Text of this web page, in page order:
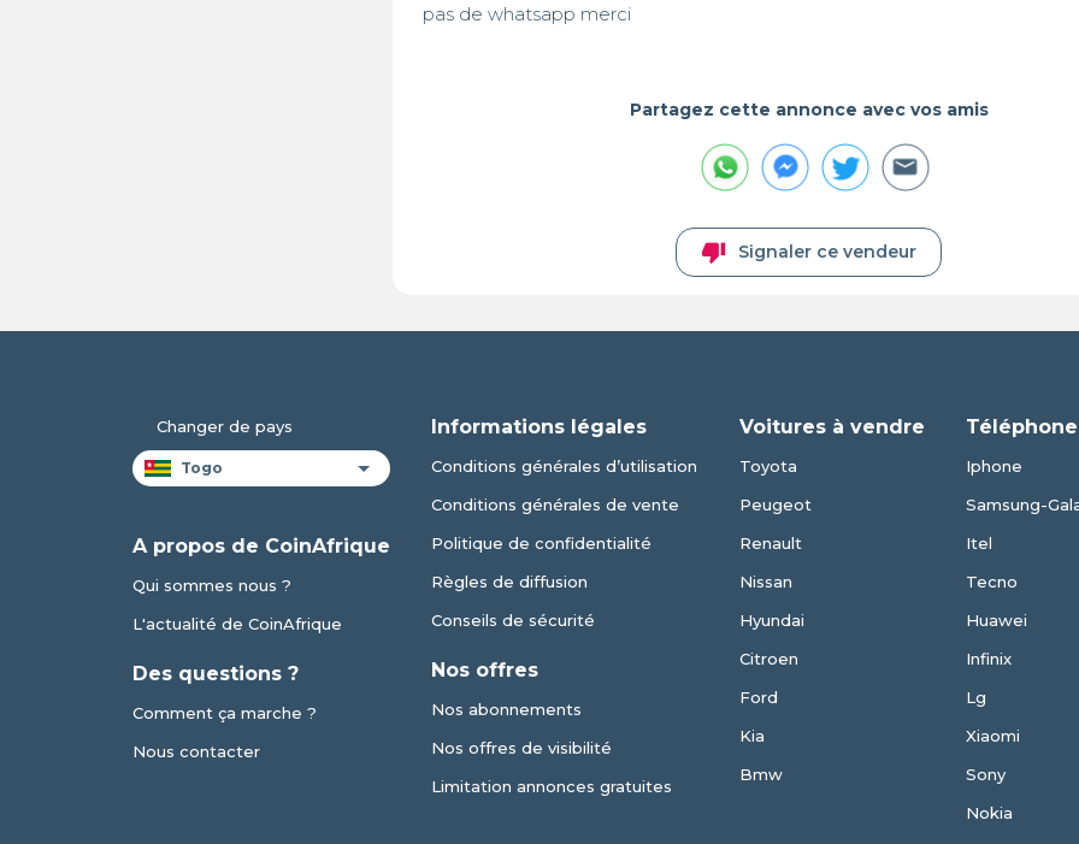
pas de whatsapp merci
Partagez cette annonce avec vos amis
thumb_down Signaler ce vendeur
Changer de pays
A propos de CoinAfrique
Qui sommes nous ?
L'actualité de CoinAfrique
Des questions ?
Comment ça marche ?
Nous contacter
Informations légales
Conditions générales d’utilisation
Conditions générales de vente
Politique de confidentialité
Règles de diffusion
Conseils de sécurité
Nos offres
Nos abonnements
Nos offres de visibilité
Limitation annonces gratuites
Voitures à vendre
Toyota
Peugeot
Renault
Nissan
Hyundai
Citroen
Ford
Kia
Bmw
Iphone
Samsung-
Itel
Tecno
Huawei
Infinix
Lg
Xiaomi
Sony
Nokia